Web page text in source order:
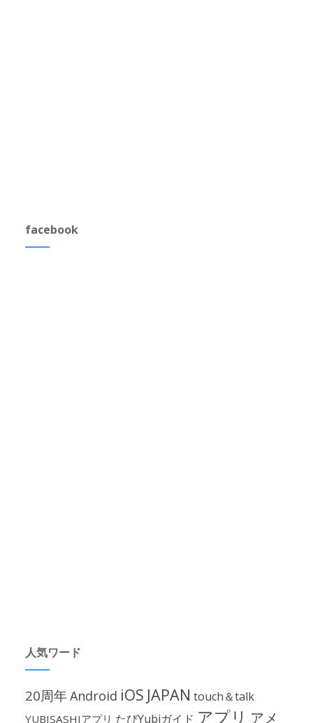
facebook
人気ワード
20周年Android iOS JAPAN touch＆talk
YUBISASHIアプリ たびYubiガイド アプリ アメ